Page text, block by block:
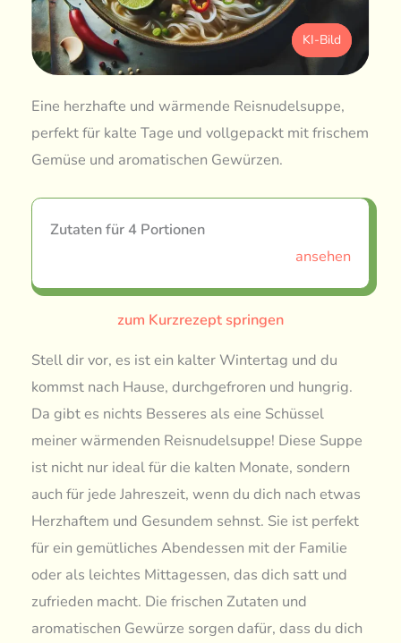
KI-Bild
Eine herzhafte und wärmende Reisnudelsuppe,
perfekt für kalte Tage und vollgepackt mit frischem
Gemüse und aromatischen Gewürzen.
Zutaten für 4 Portionen
ansehen
zum Kurzrezept springen
Stell dir vor, es ist ein kalter Wintertag und du
kommst nach Hause, durchgefroren und hungrig.
Da gibt es nichts Besseres als eine Schüssel
meiner wärmenden Reisnudelsuppe! Diese Suppe
ist nicht nur ideal für die kalten Monate, sondern
auch für jede Jahreszeit, wenn du dich nach etwas
Herzhaftem und Gesundem sehnst. Sie ist perfekt
für ein gemütliches Abendessen mit der Familie
oder als leichtes Mittagessen, das dich satt und
zufrieden macht. Die frischen Zutaten und
aromatischen Gewürze sorgen dafür, dass du dich